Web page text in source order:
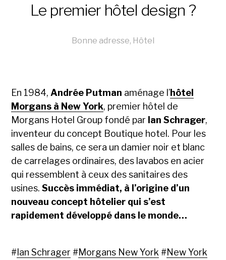
Le premier hôtel design ?
Bonne adresse, Hôtel
En 1984, Andrée Putman aménage l’hôtel
Morgans à New York, premier hôtel de
Morgans Hotel Group fondé par Ian Schrager,
inventeur du concept Boutique hotel. Pour les
salles de bains, ce sera un damier noir et blanc
de carrelages ordinaires, des lavabos en acier
qui ressemblent à ceux des sanitaires des
usines.Succès immédiat, à l’origine d’un
nouveau concept hôtelier qui s’est
rapidement développé dans le monde…
# Ian Schrager #Morgans New York #New York